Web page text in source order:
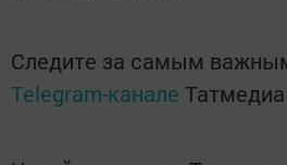
Следите за самым
Telegram-канале Татмедиа